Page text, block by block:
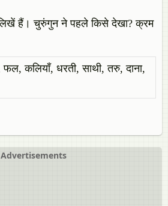
हैं। चुरुंगुन ने पहले किसे देखा? क्रम
कलियाँ, धरती, साथी, तरु, दाना,
Advertisements